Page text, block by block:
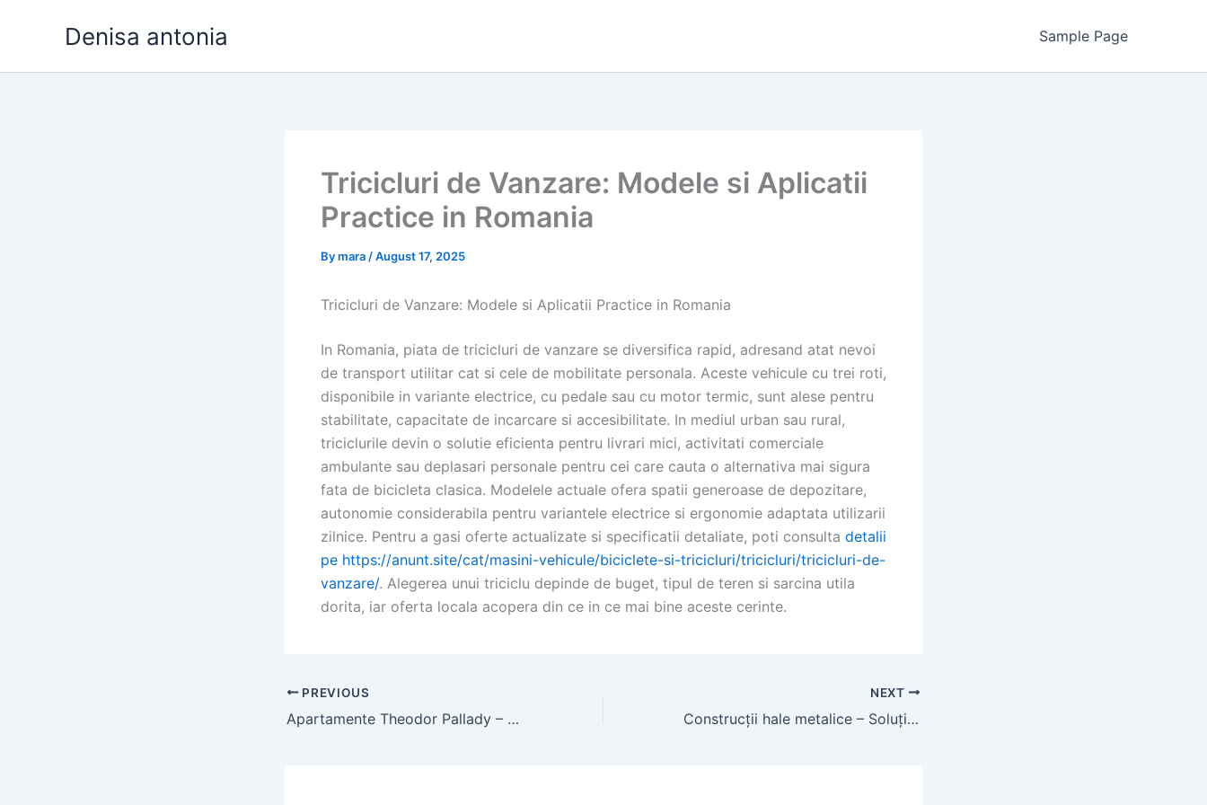
Denisa antonia Sample Page
Tricicluri de Vanzare: Modele si Aplicatii
Practice in Romania
Bymara /August 17, 2025
Tricicluri de Vanzare: Modele si Aplicatii Practice in Romania
In Romania, piata de tricicluri de vanzare se diversifica rapid, adresand atat nevoi
de transport utilitar cat si cele de mobilitate personala. Aceste vehicule cu trei roti,
disponibile in variante electrice, cu pedale sau cu motor termic, sunt alese pentru
stabilitate, capacitate de incarcare si accesibilitate. In mediul urban sau rural,
triciclurile devin o solutie eficienta pentru livrari mici, activitati comerciale
ambulante sau deplasari personale pentru cei care cauta o alternativa mai sigura
fata de bicicleta clasica. Modelele actuale ofera spatii generoase de depozitare,
autonomie considerabila pentru variantele electrice si ergonomie adaptata utilizarii
zilnice. Pentru a gasi oferte actualizate si specificatii detaliate, poti consulta detalii
pe https://anunt.site/cat/masini-vehicule/biciclete-si-tricicluri/tricicluri/tricicluri-de-
vanzare/. Alegerea unui triciclu depinde de buget, tipul de teren si sarcina utila
dorita, iar oferta locala acopera din ce in ce mai bine aceste cerinte.
PREVIOUS
Apartamente Theodor Pallady – Studiouri moderne la centru
NEXT
Construcții hale metalice – Soluții rapide și durabile